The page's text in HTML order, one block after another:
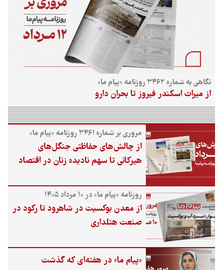
نگاهی به شماره ۳۴۶۲ روزنامه «پیام ما»
از میراث اسکندر فیروز تا بحران دارو
مروری بر شماره ۳۴۶۱ روزنامه «پیام ما»
از چالش‌های حفاظتی جنگل‌های
هیرکانی تا سهم نادیده زنان در اقتصاد
روزنامه «پیام ما» در ۱۰ مرداد ۱۴۰۵
از معدن بوکسیت در شاهرود تا رکود در
صنعت هتلداری
«پیام ما» در هفته‌ای که گذشت